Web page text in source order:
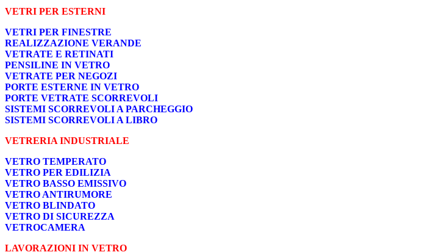
VETRI PER ESTERNI
VETRI PER FINESTRE
REALIZZAZIONE VERANDE
VETRATE E RETINATI
PENSILINE IN VETRO
VETRATE PER NEGOZI
PORTE ESTERNE IN VETRO
PORTE VETRATE SCORREVOLI
SISTEMI SCORREVOLI A PARCHEGGIO
SISTEMI SCORREVOLI A LIBRO
VETRERIA INDUSTRIALE
VETRO TEMPERATO
VETRO PER EDILIZIA
VETRO BASSO EMISSIVO
VETRO ANTIRUMORE
VETRO BLINDATO
VETRO DI SICUREZZA
VETROCAMERA
LAVORAZIONI IN VETRO